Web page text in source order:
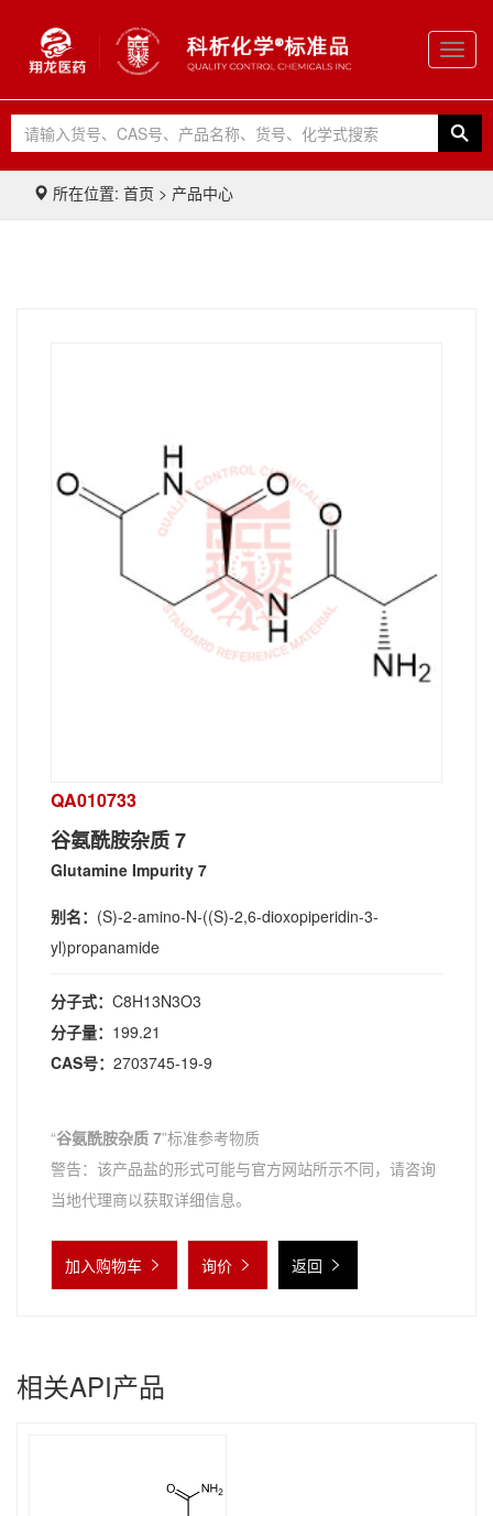
所在位置: 首页 > 产品中心
QA010733
谷氨酰胺杂质 7
Glutamine Impurity 7
别名： (S)-2-amino-N-((S)-2,6-dioxopiperidin-3-
yl)propanamide
分子式： C8H13N3O3
分子量： 199.21
CAS号： 2703745-19-9
“谷氨酰胺杂质 7”标准参考物质
警告：该产品盐的形式可能与官方网站所示不同，请咨询
当地代理商以获取详细信息。
加入购物车 询价 返回
相关API产品